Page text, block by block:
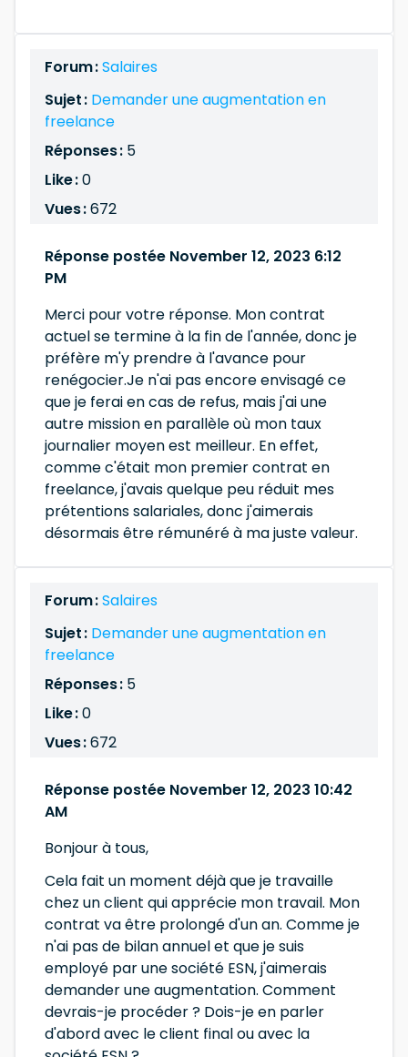
Forum :Salaires
Sujet : Demander une augmentation en
freelance
Réponses : 5
Like :0
Vues :672
Réponse postée November 12, 2023 6:12
PM
Merci pour votre réponse. Mon contrat
actuel se termine à la fin de l'année, donc je
préfère m'y prendre à l'avance pour
renégocier.Je n'ai pas encore envisagé ce
que je ferai en cas de refus, mais j'ai une
autre mission en parallèle où mon taux
journalier moyen est meilleur. En effet,
comme c'était mon premier contrat en
freelance, j'avais quelque peu réduit mes
prétentions salariales, donc j'aimerais
désormais être rémunéré à ma juste valeur.
Forum :Salaires
Sujet : Demander une augmentation en
freelance
Réponses : 5
Like :0
Vues :672
Réponse postée November 12, 2023 10:42
AM
Bonjour à tous,
Cela fait un moment déjà que je travaille
chez un client qui apprécie mon travail. Mon
contrat va être prolongé d'un an. Comme je
n'ai pas de bilan annuel et que je suis
employé par une société ESN, j'aimerais
demander une augmentation. Comment
devrais-je procéder ? Dois-je en parler
d'abord avec le client final ou avec la